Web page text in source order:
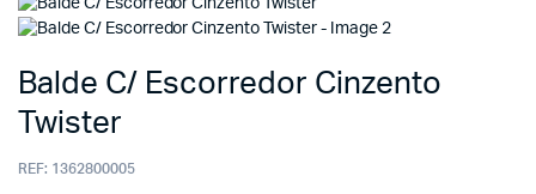
Balde C/ Escorredor Cinzento
Twister
REF: 1362800005